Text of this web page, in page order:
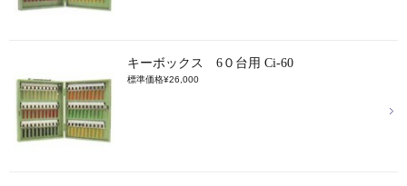
キーボックス 6０台用 Ci-60
標準価格¥26,000